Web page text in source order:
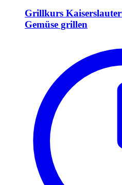
Grillkurs
Gemüse grillen